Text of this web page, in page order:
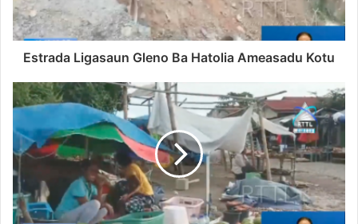
Estrada Ligasaun Gleno Ba Hatolia Ameasadu Kotu